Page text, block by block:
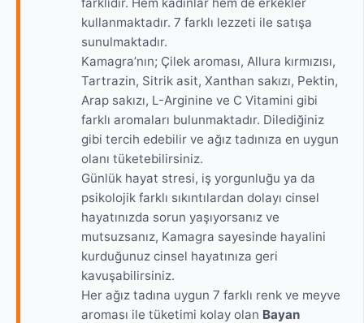
kullanmaktadır. 7 farklı lezzeti ile satışa
sunulmaktadır.
Kamagra’nın; Çilek aroması, Allura kırmızısı,
Tartrazin, Sitrik asit, Xanthan sakızı, Pektin,
Arap sakızı, L-Arginine ve C Vitamini gibi
farklı aromaları bulunmaktadır. Dilediğiniz
gibi tercih edebilir ve ağız tadınıza en uygun
olanı tüketebilirsiniz.
Günlük hayat stresi, iş yorgunluğu ya da
psikolojik farklı sıkıntılardan dolayı cinsel
hayatınızda sorun yaşıyorsanız ve
mutsuzsanız, Kamagra sayesinde hayalini
kurduğunuz cinsel hayatınıza geri
kavuşabilirsiniz.
Her ağız tadına uygun 7 farklı renk ve meyve
aroması ile tüketimi kolay olan Bayan